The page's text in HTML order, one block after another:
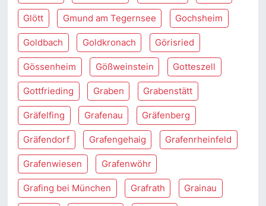
Glött Gmund am Tegernsee Gochsheim
Goldbach Goldkronach Görisried
Gössenheim Gößweinstein Gotteszell
Gottfrieding Graben Grabenstätt
Gräfelfing Grafenau Gräfenberg
Gräfendorf Grafengehaig Grafenrheinfeld
Grafenwiesen Grafenwöhr
Grafing bei München Grafrath Grainau